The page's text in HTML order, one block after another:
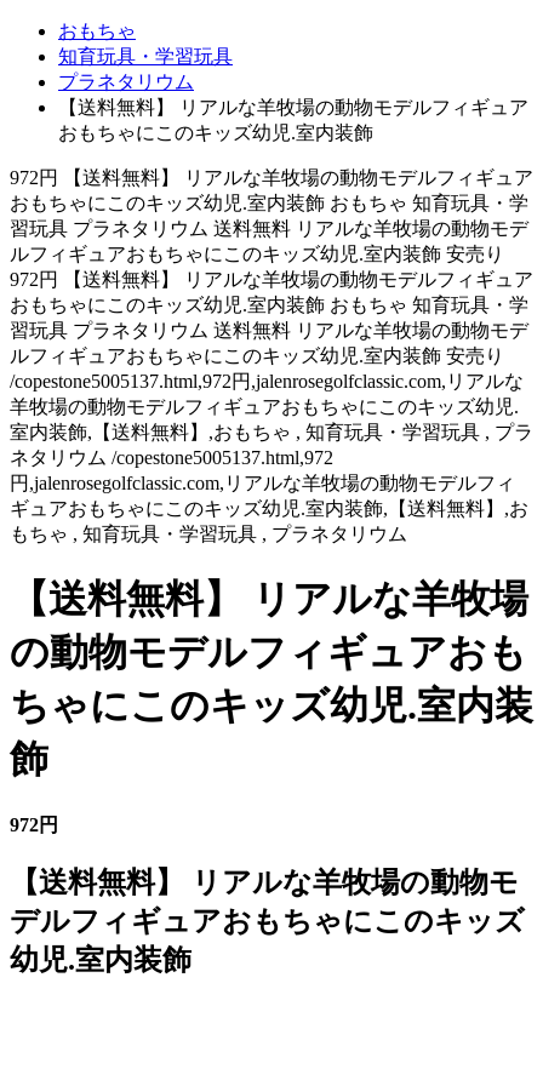
おもちゃ
知育玩具・学習玩具
プラネタリウム
【送料無料】 リアルな羊牧場の動物モデルフィギュア
おもちゃにこのキッズ幼児.室内装飾
972円 【送料無料】 リアルな羊牧場の動物モデルフィギュア
おもちゃにこのキッズ幼児.室内装飾 おもちゃ 知育玩具・学
習玩具 プラネタリウム 送料無料 リアルな羊牧場の動物モデ
ルフィギュアおもちゃにこのキッズ幼児.室内装飾 安売り
972円 【送料無料】 リアルな羊牧場の動物モデルフィギュア
おもちゃにこのキッズ幼児.室内装飾 おもちゃ 知育玩具・学
習玩具 プラネタリウム 送料無料 リアルな羊牧場の動物モデ
ルフィギュアおもちゃにこのキッズ幼児.室内装飾 安売り
/copestone5005137.html,972円,jalenrosegolfclassic.com,リアルな
羊牧場の動物モデルフィギュアおもちゃにこのキッズ幼児.
室内装飾,【送料無料】,おもちゃ , 知育玩具・学習玩具 , プラ
ネタリウム /copestone5005137.html,972
円,jalenrosegolfclassic.com,リアルな羊牧場の動物モデルフィ
ギュアおもちゃにこのキッズ幼児.室内装飾,【送料無料】,お
もちゃ , 知育玩具・学習玩具 , プラネタリウム
【送料無料】 リアルな羊牧場
の動物モデルフィギュアおも
ちゃにこのキッズ幼児.室内装
飾
972円
【送料無料】 リアルな羊牧場の動物モ
デルフィギュアおもちゃにこのキッズ
幼児.室内装飾